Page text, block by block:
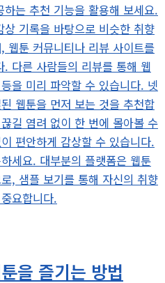
는 추천 기능을 활용해 보세요.
기록을 바탕으로 비슷한 취향
웹툰 커뮤니티나 리뷰 사이트를
다른 사람들의 리뷰를 통해 웹
을 미리 파악할 수 있습니다. 넷
웹툰을 먼저 보는 것을 추천합
길 염려 없이 한 번에 몰아볼 수
편안하게 감상할 수 있습니다.
세요. 대부분의 플랫폼은 웹툰
, 샘플 보기를 통해 자신의 취향
요합니다.
을 즐기는 방법